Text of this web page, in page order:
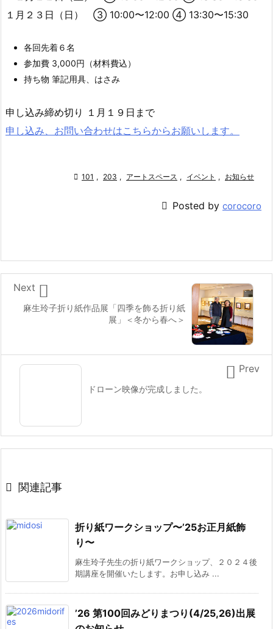
１月２３日（日） ③ 10:00〜12:00 ④ 13:30〜15:30
各回先着６名
参加費 3,000円（材料費込）
持ち物 筆記用具、はさみ
申し込み締め切り １月１９日まで
申し込み、お問い合わせはこちらからお願いします。
 101 , 203 , アートスペース , イベント , お知らせ
 Posted by corocoro
麻生玲子折り紙作品展「四季を飾る折り紙
展」＜冬から春へ＞

Next
ドローン映像が完成しました。
 Prev
 関連記事
折り紙ワークショップ〜’25お正月紙飾
り〜
麻生玲子先生の折り紙ワークショップ、２０２４後
期講座を開催いたします。お申し込み ...
’26 第100回みどりまつり(4/25,26)出展